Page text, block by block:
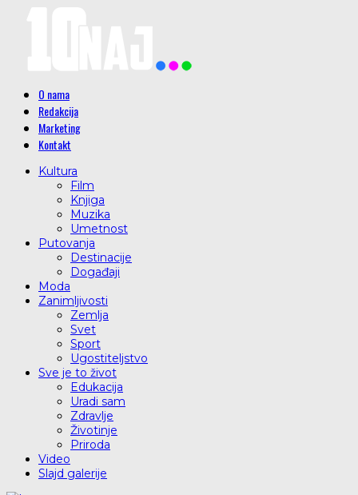
O nama
Redakcija
Marketing
Kontakt
Kultura
Film
Knjiga
Muzika
Umetnost
Putovanja
Destinacije
Događaji
Moda
Zanimljivosti
Zemlja
Svet
Sport
Ugostiteljstvo
Sve je to život
Edukacija
Uradi sam
Zdravlje
Životinje
Priroda
Video
Slajd galerije